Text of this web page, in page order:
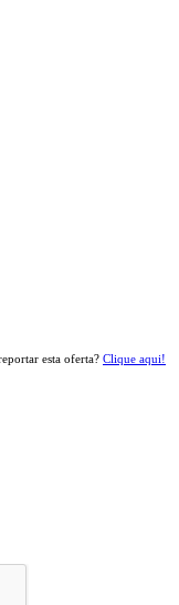
esta oferta? Clique aqui!